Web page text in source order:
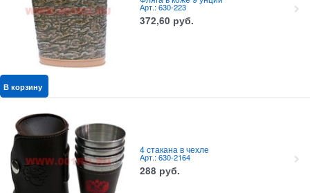
Арт.: 630-223
372,60 руб.
В корзину
4 стакана в чехле
Арт.: 630-2164
288 руб.